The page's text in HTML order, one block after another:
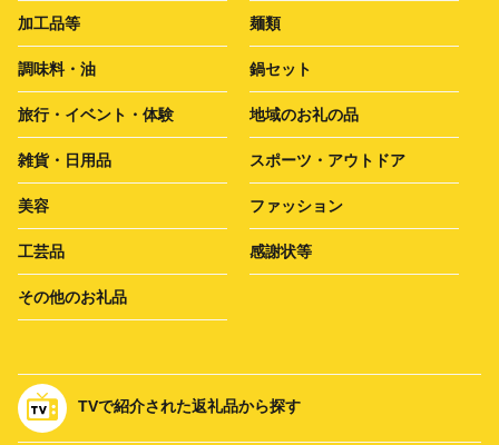
加工品等 麺類
調味料・油 鍋セット
旅行・イベント・体験 地域のお礼の品
雑貨・日用品 スポーツ・アウトドア
美容 ファッション
工芸品 感謝状等
その他のお礼品
TVで紹介された返礼品から探す